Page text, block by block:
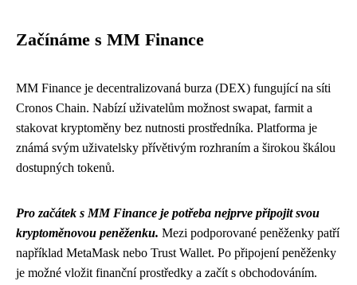
Začínáme s MM Finance
MM Finance je decentralizovaná burza (DEX) fungující na síti
Cronos Chain. Nabízí uživatelům možnost swapat, farmit a
stakovat kryptoměny bez nutnosti prostředníka. Platforma je
známá svým uživatelsky přívětivým rozhraním a širokou škálou
dostupných tokenů.
Pro začátek s MM Finance je potřeba nejprve připojit svou
kryptoměnovou peněženku. Mezi podporované peněženky patří
například MetaMask nebo Trust Wallet. Po připojení peněženky
je možné vložit finanční prostředky a začít s obchodováním.